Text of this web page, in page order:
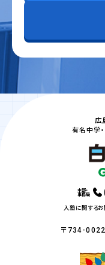
広
有名中学
本部・
事務局
入塾に関する
〒734-